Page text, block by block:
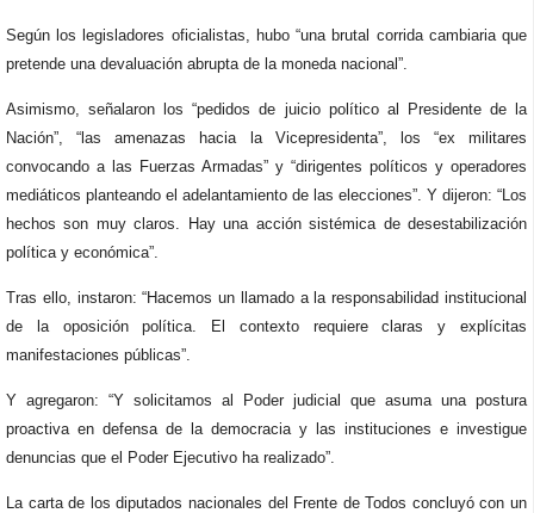
Según los legisladores oficialistas, hubo “una brutal corrida cambiaria que
pretende una devaluación abrupta de la moneda nacional”.
Asimismo, señalaron los “pedidos de juicio político al Presidente de la
Nación”, “las amenazas hacia la Vicepresidenta”, los “ex militares
convocando a las Fuerzas Armadas” y “dirigentes políticos y operadores
mediáticos planteando el adelantamiento de las elecciones”. Y dijeron: “Los
hechos son muy claros. Hay una acción sistémica de desestabilización
política y económica”.
Tras ello, instaron: “Hacemos un llamado a la responsabilidad institucional
de la oposición política. El contexto requiere claras y explícitas
manifestaciones públicas”.
Y agregaron: “Y solicitamos al Poder judicial que asuma una postura
proactiva en defensa de la democracia y las instituciones e investigue
denuncias que el Poder Ejecutivo ha realizado”.
La carta de los diputados nacionales del Frente de Todos concluyó con un